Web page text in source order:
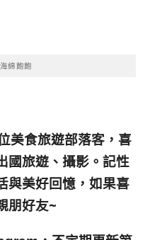
綿飽飽
美食旅遊部落客， 喜
國旅遊、攝影。 記性
與美好回憶， 如果喜
朋好友~